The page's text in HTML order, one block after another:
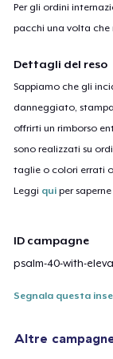
Per gli ordini
pacchi una volta che
Dettagli del reso
Sappiamo che gli
danneggiato,
offrirti un rimborso
sono realizzati su
taglie o colori errati
Leggi qui per
ID campagne
psalm-40-with-
Segnala questa
Altre